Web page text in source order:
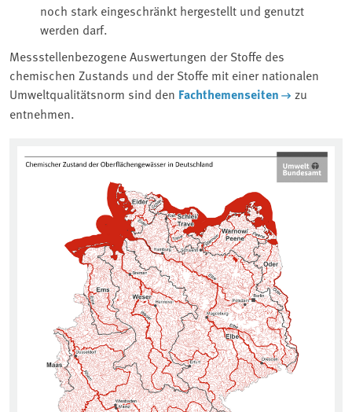
noch stark eingeschränkt hergestellt und genutzt
werden darf.
Messstellenbezogene Auswertungen der Stoffe des
chemischen Zustands und der Stoffe mit einer nationalen
Umweltqualitätsnorm sind den Fachthemenseiten
zu
entnehmen.